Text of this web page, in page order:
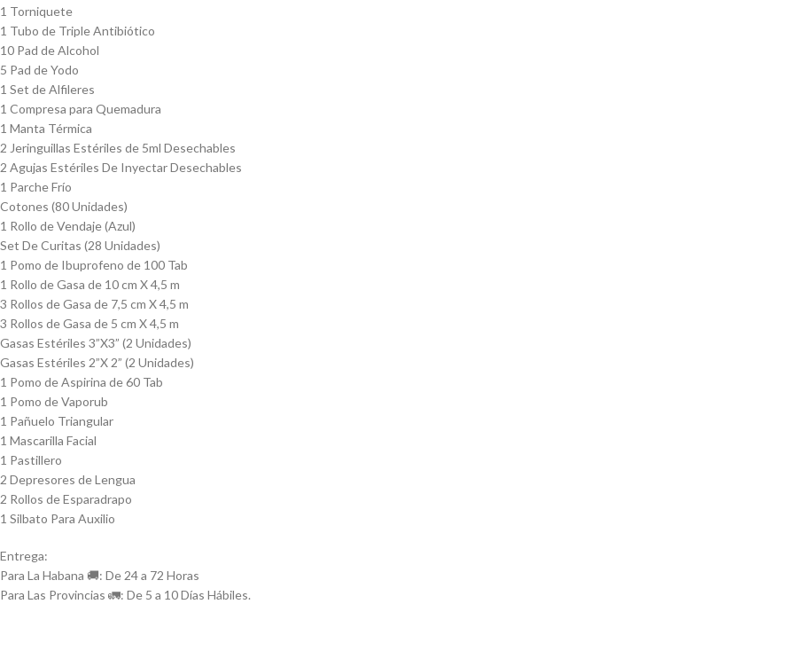
1 Torniquete
1 Tubo de Triple Antibiótico
10 Pad de Alcohol
5 Pad de Yodo
1 Set de Alfileres
1 Compresa para Quemadura
1 Manta Térmica
2 Jeringuillas Estériles de 5ml Desechables
2 Agujas Estériles De Inyectar Desechables
1 Parche Frío
Cotones (80 Unidades)
1 Rollo de Vendaje (Azul)
Set De Curitas (28 Unidades)
1 Pomo de Ibuprofeno de 100 Tab
1 Rollo de Gasa de 10 cm X 4,5 m
3 Rollos de Gasa de 7,5 cm X 4,5 m
3 Rollos de Gasa de 5 cm X 4,5 m
Gasas Estériles 3”X3” (2 Unidades)
Gasas Estériles 2”X 2” (2 Unidades)
1 Pomo de Aspirina de 60 Tab
1 Pomo de Vaporub
1 Pañuelo Triangular
1 Mascarilla Facial
1 Pastillero
2 Depresores de Lengua
2 Rollos de Esparadrapo
1 Silbato Para Auxilio
Entrega:
Para La Habana 🚚: De 24 a 72 Horas
Para Las Provincias 🚛: De 5 a 10 Días Hábiles.